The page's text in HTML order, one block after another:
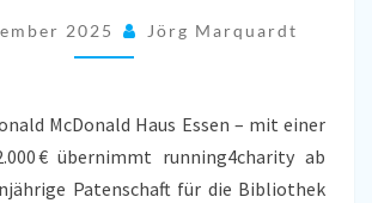
FÜR
DIE
IM
RONALD
MCDONALD
2025 Jörg Marquardt
McDonald Haus Essen – mit einer
€ übernimmt running4charity ab
Patenschaft für die Bibliothek